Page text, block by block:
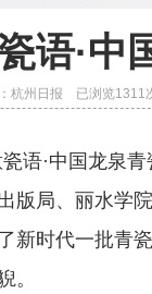
语·中
杭州日报 已浏览1311
·中国龙泉青
版局、丽水学
新时代一批青
。